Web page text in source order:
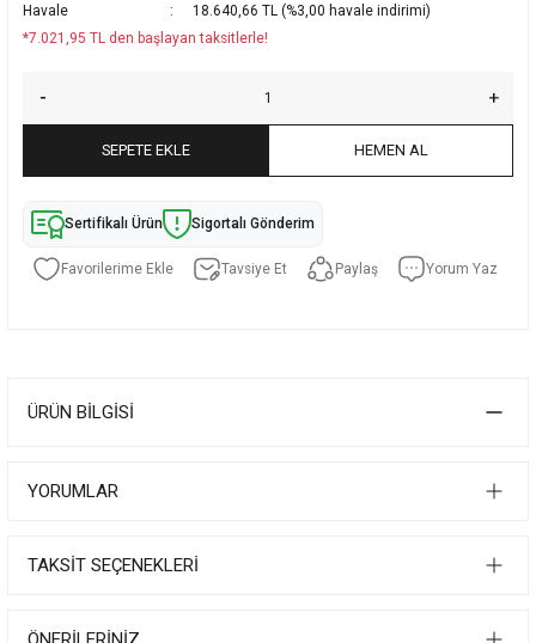
Havale
18.640,66 TL (%3,00 havale indirimi)
*7.021,95 TL den başlayan taksitlerle!
SEPETE EKLE HEMEN AL
Sertifikalı Ürün Sigortalı Gönderim
Tavsiye Et Paylaş Yorum Yaz
ÜRÜN BILGISI
YORUMLAR
TAKSIT SEÇENEKLERI